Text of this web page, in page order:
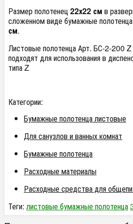
Размер полотенец22х22 см в
сложенном виде бумажные
см.
Листовые полотенца Арт. БС-2-200
подходят для использования в
типа Z
Категории:
Бумажные полотенца листовые
Для санузлов и ванных комнат
Бумажные полотенца
Расходные материалы
Расходные средства для
Теги: листовые бумажные полотенца